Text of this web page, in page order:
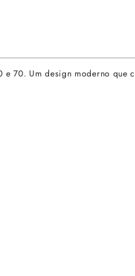
70. Um design moderno que